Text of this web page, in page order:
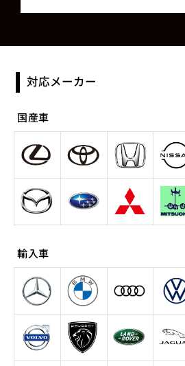
対応メーカー
国産車
輸入車